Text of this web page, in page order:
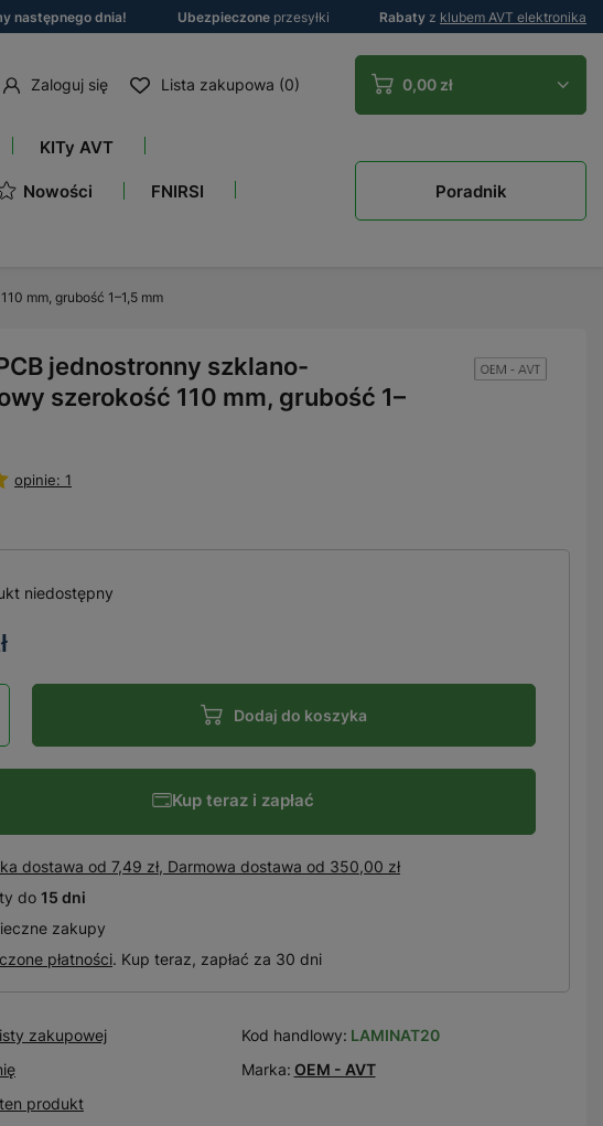
następnego dnia! Ubezpieczone przesyłki Rabaty z klubem AVT elektronika
Zaloguj się Lista zakupowa (0) 0,00 zł
KITy AVT
Nowości FNIRSI Poradnik
mm, grubość 1–1,5 mm
jednostronny szklano-
szerokość 110 mm, grubość 1–
opinie: 1
niedostępny
Dodaj do koszyka
Kup teraz i zapłać
dostawa od 7,49 zł, Darmowa dostawa od 350,00 zł
do 15 dni
zakupy
płatności. Kup teraz, zapłać za 30 dni
zakupowej
produkt
Kod handlowy: LAMINAT20
Marka: OEM - AVT